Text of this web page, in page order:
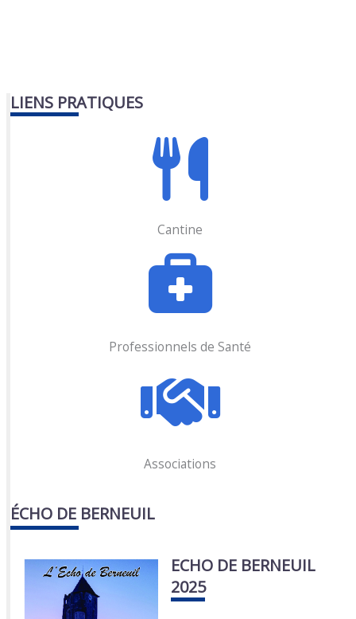
LIENS PRATIQUES
Cantine
Professionnels de Santé
Associations
ÉCHO DE BERNEUIL
ECHO DE BERNEUIL
2025